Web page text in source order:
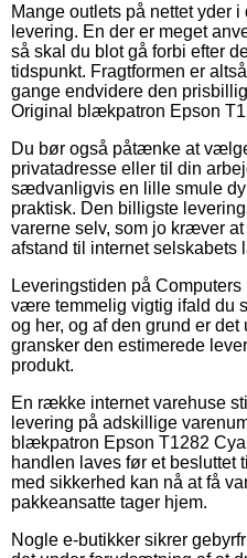
Mange outlets på nettet yder i
levering. En der er meget
så skal du blot gå forbi efter
tidspunkt. Fragtformen er
gange endvidere den
Original blækpatron Epson
Du bør også påtænke at
privatadresse eller til din
sædvanligvis en lille smule
praktisk. Den billigste
varerne selv, som jo kræver
afstand til internet selskabets
Leveringstiden på
være temmelig vigtig ifald du
og her, og af den grund er
gransker den estimerede
produkt.
En række internet varehuse
levering på adskillige
blækpatron Epson T1282
handlen laves før et besluttet
med sikkerhed kan nå at få
pakkeansatte tager hjem.
Nogle e-butikker sikrer